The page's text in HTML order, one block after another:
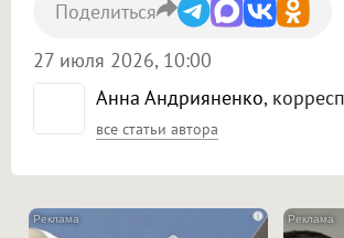
Анна Андрияненко,
все статьи автора
27 июля 2026, 10:00
Поделиться
i